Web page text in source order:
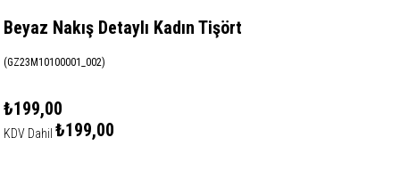
Beyaz Nakış Detaylı Kadın Tişört
(GZ23M10100001_002)
₺199,00
KDV Dahil ₺199,00